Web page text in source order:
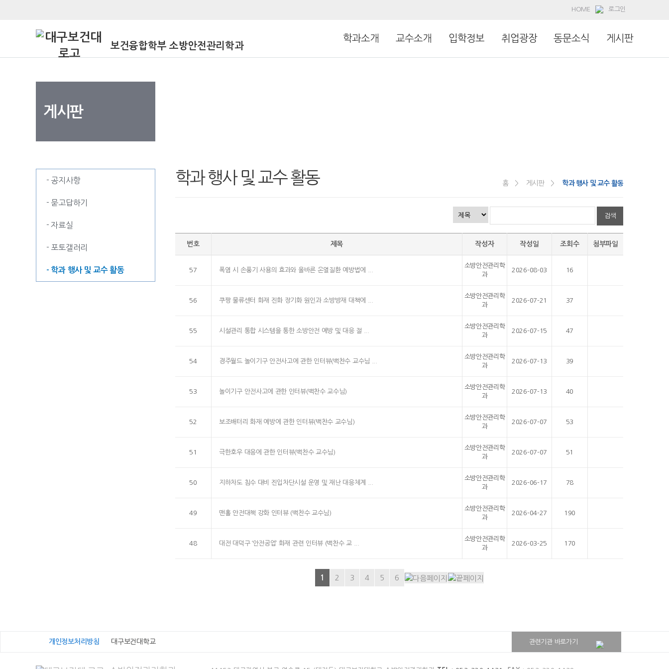
HOME 로그인
보건융합학부 소방안전관리학과
학과소개 교수소개 입학정보 취업광장 동문소식 게시판
게시판
- 공지사항
- 묻고답하기
- 자료실
- 포토갤러리
- 학과 행사 및 교수 활동
학과 행사 및 교수 활동 홈 > 게시판 > 학과 행사 및 교수 활동
검색
번호 제목 작성자 작성일 조회수 첨부파일
57 폭염 시 손풍기 사용의 효과와 올바른 온열질환 예방법에 ...
소방안전관리학
과
2026-08-03 16
56 쿠팡 물류센터 화재 진화 장기화 원인과 소방방재 대책에 ...
소방안전관리학
과
2026-07-21 37
55 시설관리 통합 시스템을 통한 소방안전 예방 및 대응 절 ...
소방안전관리학
과
2026-07-15 47
54 경주월드 놀이기구 안전사고에 관한 인터뷰(백찬수 교수님 ...
소방안전관리학
과
2026-07-13 39
53 놀이기구 안전사고에 관한 인터뷰(백찬수 교수님)
소방안전관리학
과
2026-07-13 40
52 보조배터리 화재 예방에 관한 인터뷰(백찬수 교수님)
소방안전관리학
과
2026-07-07 53
51 극한호우 대응에 관한 인터뷰(백찬수 교수님)
소방안전관리학
과
2026-07-07 51
50 지하차도 침수 대비 진입차단시설 운영 및 재난 대응체계 ...
소방안전관리학
과
2026-06-17 78
49 맨홀 안전대책 강화 인터뷰 (백찬수 교수님)
소방안전관리학
과
2026-04-27 190
48 대전 대덕구 ‘안전공업’ 화재 관련 인터뷰 (백찬수 교 ...
소방안전관리학
과
2026-03-25 170
1 2 3 4 5 6
관련기관 바로가기
대구보건대학교병원
개인정보처리방침 대구보건대학교